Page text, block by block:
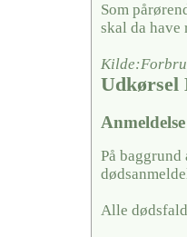
Som
skal da
Udkørsel
På
Alle